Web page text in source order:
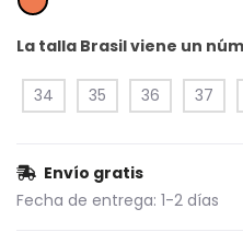
La talla Brasil viene un
34 35 36 37
Envío gratis
Fecha de entrega: 1-2 días